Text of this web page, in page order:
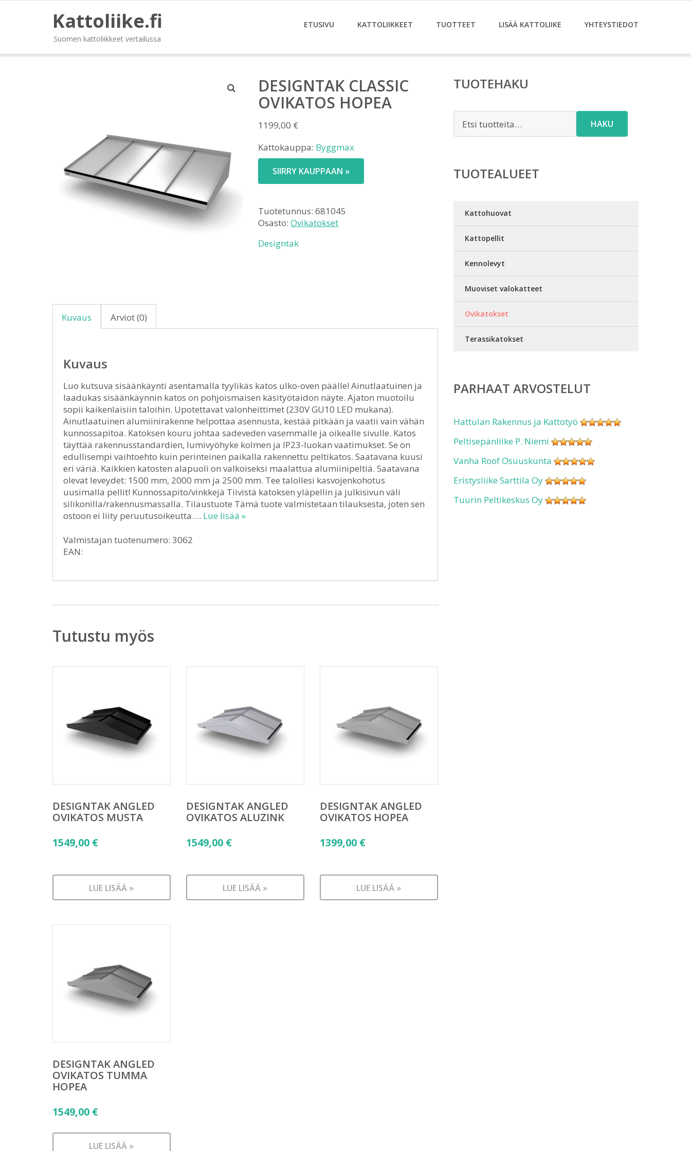
Kattoliike.fi
Suomen kattoliikkeet vertailussa
ETUSIVU KATTOLIIKKEET TUOTTEET LISÄÄ KATTOLIIKE YHTEYSTIEDOT
DESIGNTAK CLASSIC
OVIKATOS HOPEA
1199,00 €
Kattokauppa: Byggmax
SIIRRY KAUPPAAN »
Tuotetunnus: 681045
Osasto: Ovikatokset
Designtak
Kuvaus Arviot (0)
Kuvaus
Luo kutsuva sisäänkäynti asentamalla tyylikäs katos ulko-oven päälle! Ainutlaatuinen ja
laadukas sisäänkäynnin katos on pohjoismaisen käsityötaidon näyte. Ajaton muotoilu
sopii kaikenlaisiin taloihin. Upotettavat valonheittimet (230V GU10 LED mukana).
Ainutlaatuinen alumiinirakenne helpottaa asennusta, kestää pitkään ja vaatii vain vähän
kunnossapitoa. Katoksen kouru johtaa sadeveden vasemmalle ja oikealle sivulle. Katos
täyttää rakennusstandardien, lumivyöhyke kolmen ja IP23-luokan vaatimukset. Se on
edullisempi vaihtoehto kuin perinteinen paikalla rakennettu peltikatos. Saatavana kuusi
eri väriä. Kaikkien katosten alapuoli on valkoiseksi maalattua alumiinipeltiä. Saatavana
olevat leveydet: 1500 mm, 2000 mm ja 2500 mm. Tee talollesi kasvojenkohotus
uusimalla pellit! Kunnossapito/vinkkejä Tiivistä katoksen yläpellin ja julkisivun väli
silikonilla/rakennusmassalla. Tilaustuote Tämä tuote valmistetaan tilauksesta, joten sen
ostoon ei liity peruutusoikeutta…. Lue lisää »
Valmistajan tuotenumero: 3062
EAN:
Tutustu myös
DESIGNTAK ANGLED
OVIKATOS MUSTA
1549,00 €
LUE LISÄÄ »
DESIGNTAK ANGLED
OVIKATOS ALUZINK
1549,00 €
LUE LISÄÄ »
DESIGNTAK ANGLED
OVIKATOS HOPEA
1399,00 €
LUE LISÄÄ »
DESIGNTAK ANGLED
OVIKATOS TUMMA
HOPEA
1549,00 €
LUE LISÄÄ »
TUOTEHAKU
HAKU
TUOTEALUEET
Kattohuovat
Kattopellit
Kennolevyt
Muoviset valokatteet
Ovikatokset
Terassikatokset
PARHAAT ARVOSTELUT
Hattulan Rakennus ja Kattotyö
Peltisepänliike P. Niemi
Vanha Roof Osuuskunta
Eristysliike Sarttila Oy
Tuurin Peltikeskus Oy